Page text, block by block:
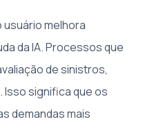
usuário melhora
da IA. Processos que
de sinistros,
significa que os
demandas mais